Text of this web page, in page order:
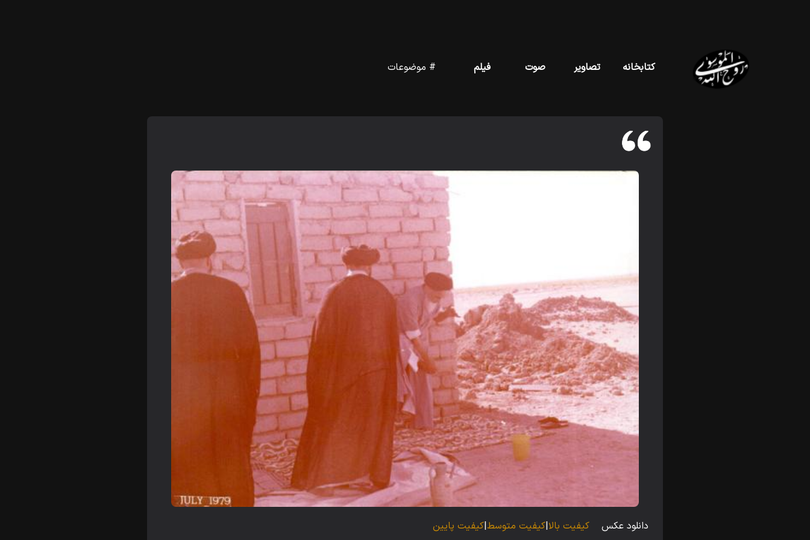
کتابخانه تصاویر صوت فیلم # موضوعات
دانلود عکس کیفیت بالا|کیفیت متوسط|کیفیت پایین